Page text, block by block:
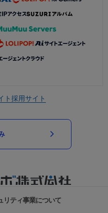
ト採用サイト
リティ事業について